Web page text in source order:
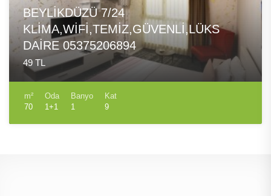
BEYLİKDÜZÜ 7/24
KLİMA,WİFİ,TEMİZ,GÜVENLİ,LÜKS
DAİRE 05375206894
49 TL
m²
70
Oda
1+1
Banyo
1
Kat
9